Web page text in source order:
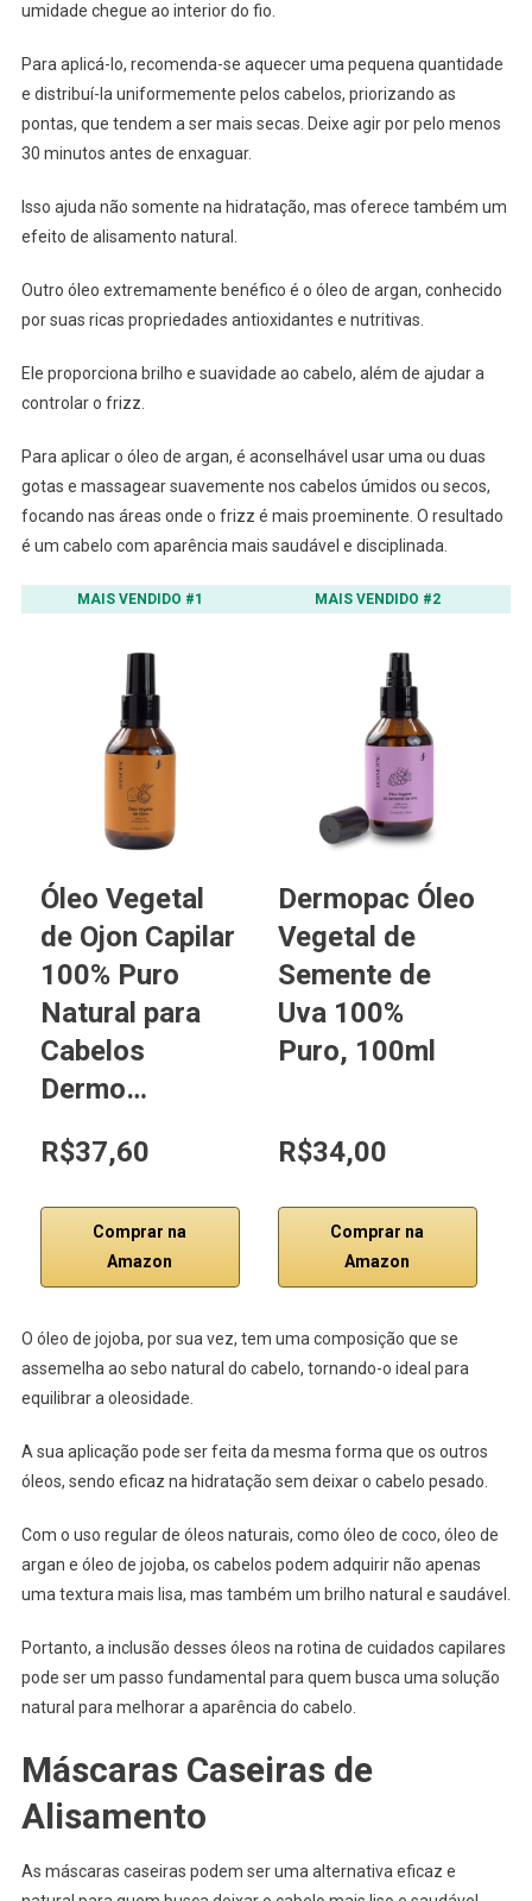
umidade chegue ao interior do fio.
Para aplicá-lo, recomenda-se aquecer uma pequena quantidade
e distribuí-la uniformemente pelos cabelos, priorizando as
pontas, que tendem a ser mais secas. Deixe agir por pelo menos
30 minutos antes de enxaguar.
Isso ajuda não somente na hidratação, mas oferece também um
efeito de alisamento natural.
Outro óleo extremamente benéfico é o óleo de argan, conhecido
por suas ricas propriedades antioxidantes e nutritivas.
Ele proporciona brilho e suavidade ao cabelo, além de ajudar a
controlar o frizz.
Para aplicar o óleo de argan, é aconselhável usar uma ou duas
gotas e massagear suavemente nos cabelos úmidos ou secos,
focando nas áreas onde o frizz é mais proeminente. O resultado
é um cabelo com aparência mais saudável e disciplinada.
MAIS VENDIDO #1
Óleo Vegetal
de Ojon Capilar
100% Puro
Natural para
Cabelos
Dermo…
R$37,60
Comprar na
Amazon
MAIS VENDIDO #2
Dermopac Óleo
Vegetal de
Semente de
Uva 100%
Puro, 100ml
R$34,00
Comprar na
Amazon
O óleo de jojoba, por sua vez, tem uma composição que se
assemelha ao sebo natural do cabelo, tornando-o ideal para
equilibrar a oleosidade.
A sua aplicação pode ser feita da mesma forma que os outros
óleos, sendo eficaz na hidratação sem deixar o cabelo pesado.
Com o uso regular de óleos naturais, como óleo de coco, óleo de
argan e óleo de jojoba, os cabelos podem adquirir não apenas
uma textura mais lisa, mas também um brilho natural e saudável.
Portanto, a inclusão desses óleos na rotina de cuidados capilares
pode ser um passo fundamental para quem busca uma solução
natural para melhorar a aparência do cabelo.
Máscaras Caseiras de
Alisamento
As máscaras caseiras podem ser uma alternativa eficaz e